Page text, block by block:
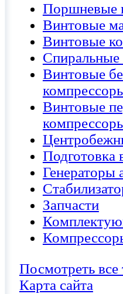
Поршневые
Винтовые
Винтовые
Винтовые
Винтовые
Подготовка
Генераторы
Запчасти
Посмотреть все
Карта сайта